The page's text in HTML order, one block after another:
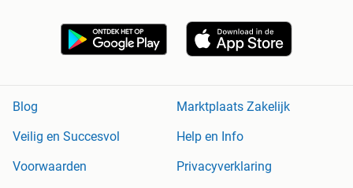
Blog
Marktplaats Zakelijk
Veilig en Succesvol
Help en Info
Voorwaarden
Privacyverklaring